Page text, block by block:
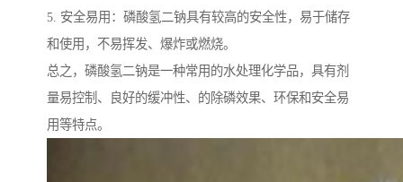
5. 安全易用：磷酸氢二钠具有较高的安全性，易于储存
和使用，不易挥发、爆炸或燃烧。
总之，磷酸氢二钠是一种常用的水处理化学品，具有剂
量易控制、良好的缓冲性、的除磷效果、环保和安全易
用等特点。